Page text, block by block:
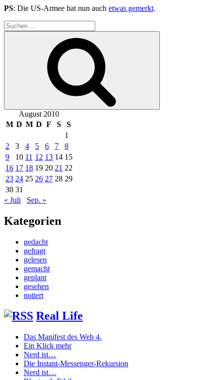
PS: Die US-Armee hat nun auch etwas gemerkt.
Suchen
nach:
August 2010
M D M D F S
S
1
2
3 4 5 6 7
8
9
10 11 12 13 14 15
16 17 18 19 20 21 22
23 24 25 26 27 28 29
30 31
« Juli
Sep. »
Kategorien
gedacht
gefragt
gelesen
gemacht
geplant
gesehen
notiert
Real Life
Das Manifest des Web 4.
Ein Klick mehr
Nerd ist…
Die Instant-Messenger-Rekursion
Nerd ist…